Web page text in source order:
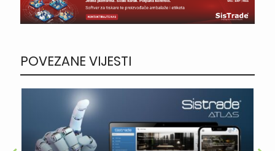
POVEZANE VIJESTI